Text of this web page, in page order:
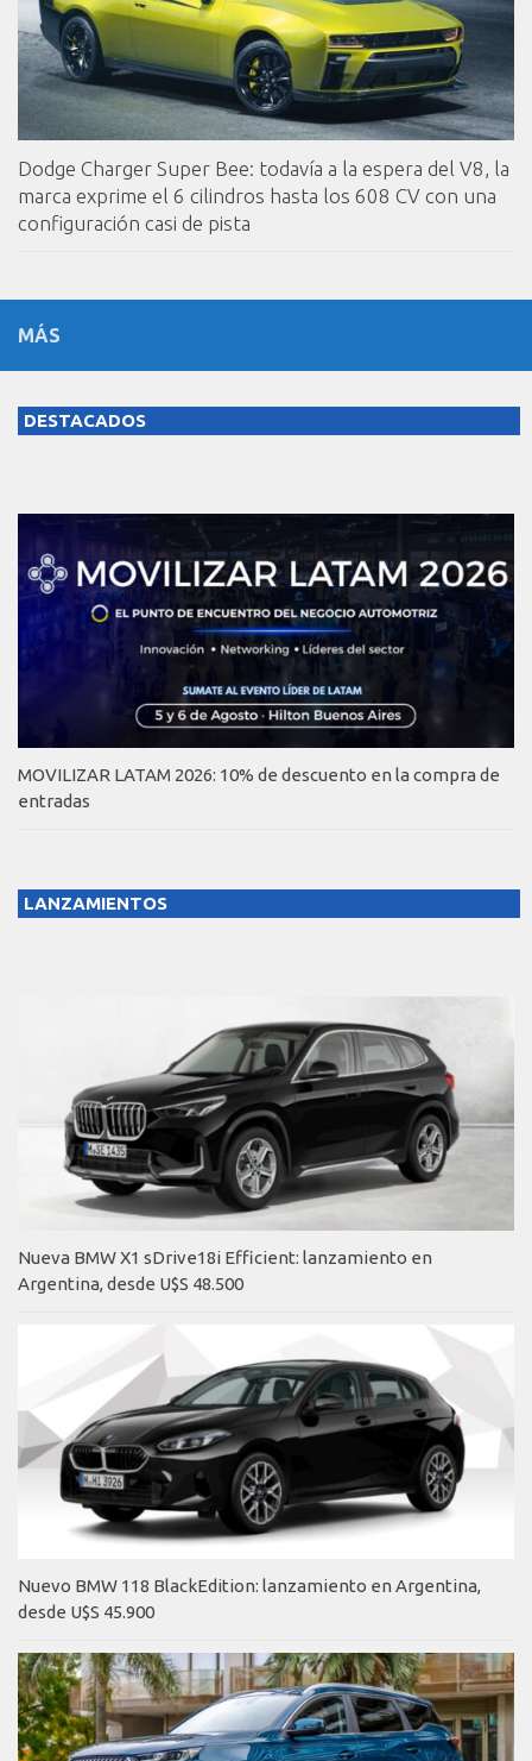
Dodge Charger Super Bee: todavía a la espera del V8, la
marca exprime el 6 cilindros hasta los 608 CV con una
configuración casi de pista
MÁS
DESTACADOS
MOVILIZAR LATAM 2026: 10% de descuento en la compra de
entradas
LANZAMIENTOS
Nueva BMW X1 sDrive18i Efficient: lanzamiento en
Argentina, desde U$S 48.500
Nuevo BMW 118 BlackEdition: lanzamiento en Argentina,
desde U$S 45.900